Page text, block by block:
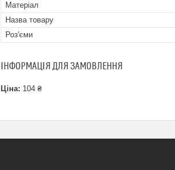
Матеріал
Назва товару
Роз'єми
ІНФОРМАЦІЯ ДЛЯ ЗАМОВЛЕННЯ
Ціна: 104 ₴